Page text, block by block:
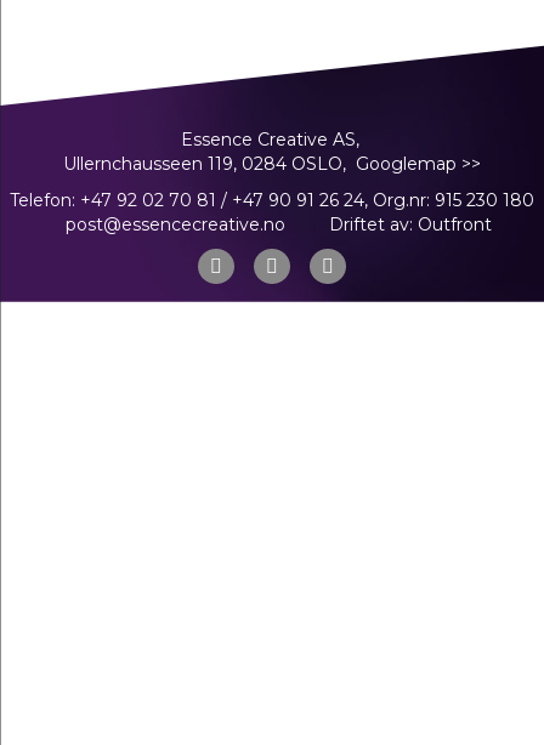
Essence Creative AS,
Ullernchausseen 119, 0284 OSLO, Googlemap >>
Telefon: +47 92 02 70 81 / +47 90 91 26 24, Org.nr: 915 230 180
post@essencecreative.no Driftet av: Outfront